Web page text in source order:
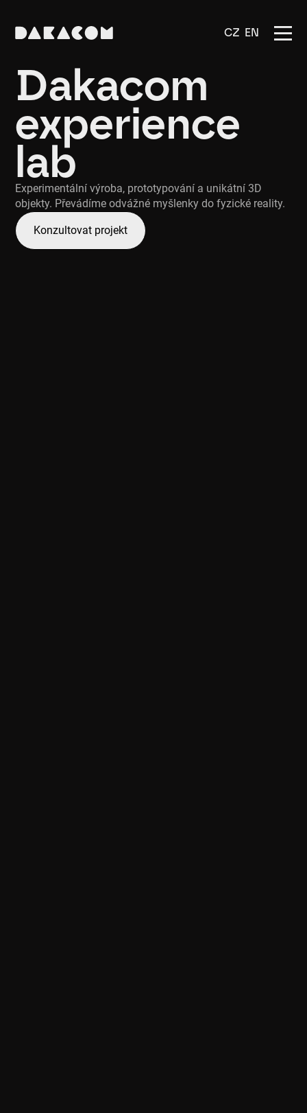
CZ EN
Dakacom
experience
lab
Experimentální výroba, prototypování a unikátní 3D
objekty. Převádíme odvážné myšlenky do fyzické reality.
Konzultovat projekt